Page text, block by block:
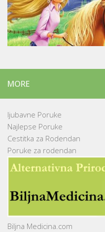
MORE
ljubavne Poruke
Najlepse Poruke
Cestitka za Rodendan
Poruke za rodendan
Biljna Medicina.com